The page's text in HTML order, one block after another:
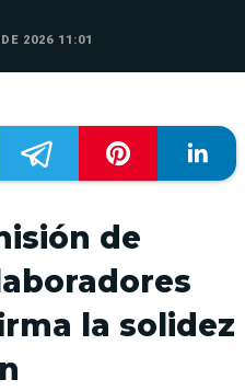
2026 11:01
de
la solidez